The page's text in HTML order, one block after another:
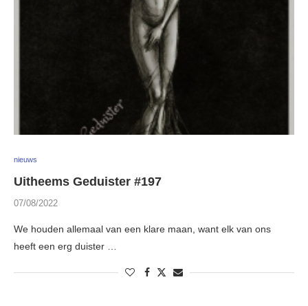
nieuws
Uitheems Geduister #197
07/08/2022
We houden allemaal van een klare maan, want elk van ons
heeft een erg duister …